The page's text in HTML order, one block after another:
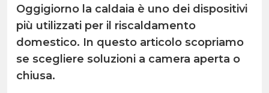
Oggigiorno la caldaia è uno dei dispositivi
più utilizzati per il riscaldamento
domestico. In questo articolo scopriamo
se scegliere soluzioni a camera aperta o
chiusa.